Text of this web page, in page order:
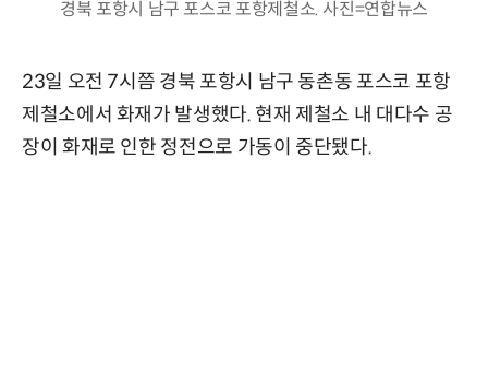
경북 포항시 남구 포스코 포항제철소. 사진=연합뉴스
23일 오전 7시쯤 경북 포항시 남구 동촌동 포스코 포항
제철소에서 화재가 발생했다. 현재 제철소 내 대다수 공
장이 화재로 인한 정전으로 가동이 중단됐다.